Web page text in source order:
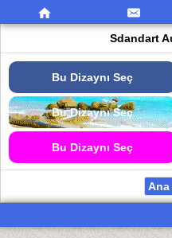
Sdandart
Bu Dizaynı Seç
Bu Dizaynı Seç
Bu Dizaynı Seç
Ana